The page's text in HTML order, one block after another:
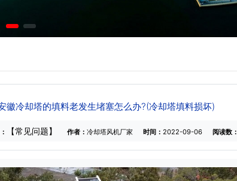
徽冷却塔的填料老发生堵塞怎么办?(冷却塔填料损坏)
【常见问题】 作者： 冷却塔风机厂家 时间： 2022-09-06 阅读数：